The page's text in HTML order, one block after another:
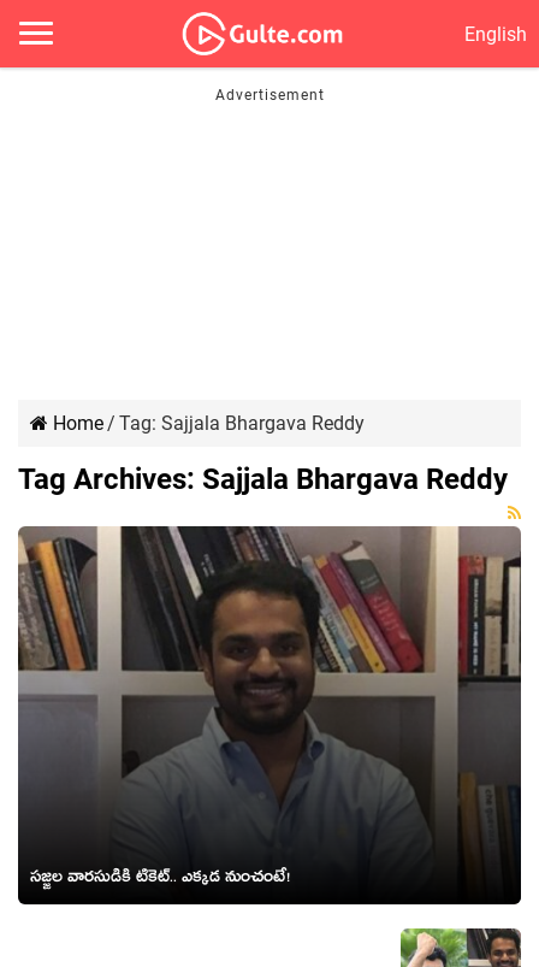
English
Home/ Tag: Sajjala Bhargava Reddy
Tag Archives: Sajjala Bhargava Reddy
సజ్జ‌ల వార‌సుడికి టికెట్‌.. ఎక్క‌డ నుంచంటే!